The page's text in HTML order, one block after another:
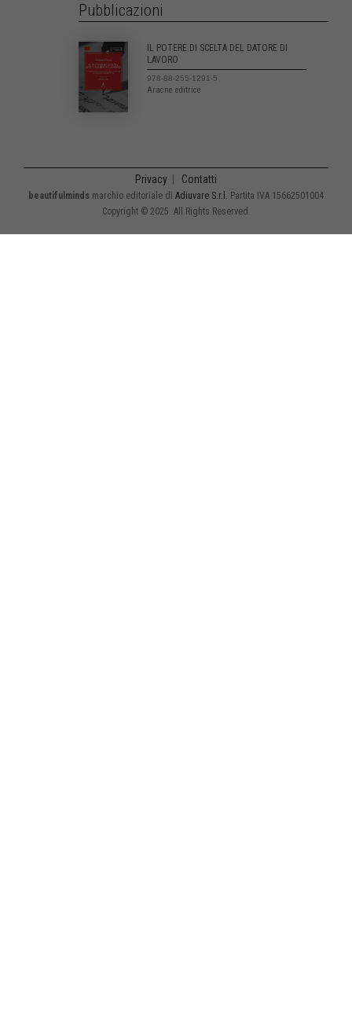
Pubblicazioni
IL POTERE DI SCELTA DEL DATORE DI
LAVORO
978-88-255-1291-5
Aracne editrice
Privacy Contatti
beautifulminds marchio editoriale di Adiuvare S.r.l. Partita IVA 15662501004
Copyright © 2025. All Rights Reserved.